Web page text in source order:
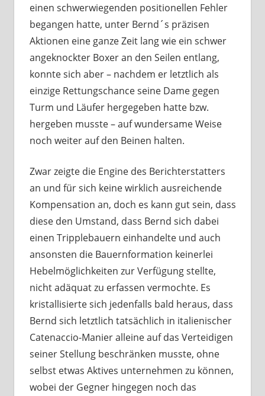
einen schwerwiegenden positionellen Fehler
begangen hatte, unter Bernd´s präzisen
Aktionen eine ganze Zeit lang wie ein schwer
angeknockter Boxer an den Seilen entlang,
konnte sich aber – nachdem er letztlich als
einzige Rettungschance seine Dame gegen
Turm und Läufer hergegeben hatte bzw.
hergeben musste – auf wundersame Weise
noch weiter auf den Beinen halten.
Zwar zeigte die Engine des Berichterstatters
an und für sich keine wirklich ausreichende
Kompensation an, doch es kann gut sein, dass
diese den Umstand, dass Bernd sich dabei
einen Tripplebauern einhandelte und auch
ansonsten die Bauernformation keinerlei
Hebelmöglichkeiten zur Verfügung stellte,
nicht adäquat zu erfassen vermochte. Es
kristallisierte sich jedenfalls bald heraus, dass
Bernd sich letztlich tatsächlich in italienischer
Catenaccio-Manier alleine auf das Verteidigen
seiner Stellung beschränken musste, ohne
selbst etwas Aktives unternehmen zu können,
wobei der Gegner hingegen noch das